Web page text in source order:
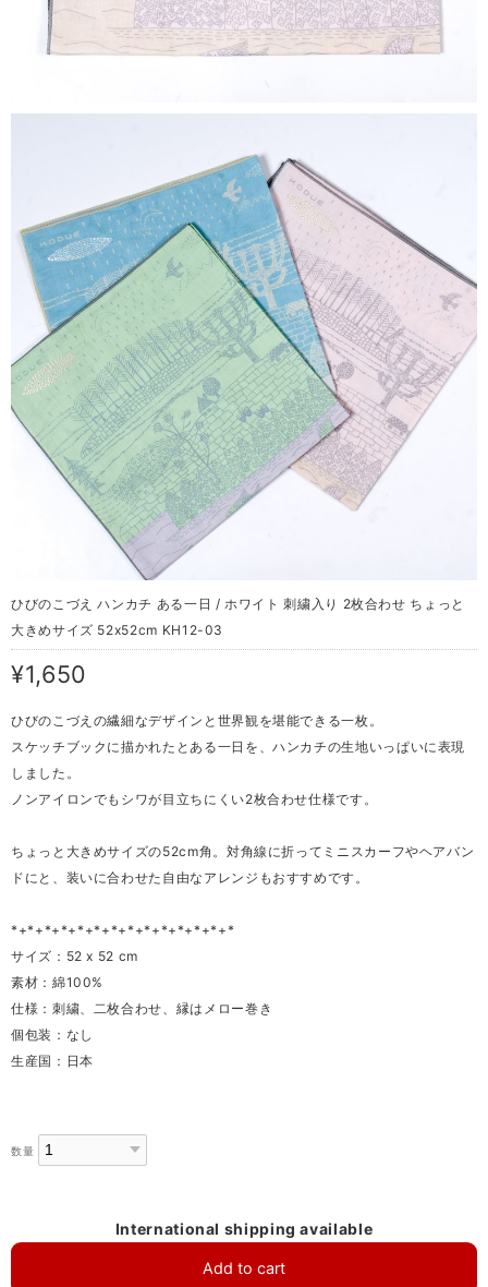
ひびのこづえ ハンカチ ある一日 / ホワイト 刺繍入り 2枚合わせ ちょっと
大きめサイズ 52x52cm KH12-03
¥1,650
ひびのこづえの繊細なデザインと世界観を堪能できる一枚。
スケッチブックに描かれたとある一日を、ハンカチの生地いっぱいに表現
しました。
ノンアイロンでもシワが目立ちにくい2枚合わせ仕様です。
ちょっと大きめサイズの52cm角。対角線に折ってミニスカーフやヘアバン
ドにと、装いに合わせた自由なアレンジもおすすめです。
*+*+*+*+*+*+*+*+*+*+*+*+*+*
サイズ：52 x 52 cm
素材：綿100%
仕様：刺繍、二枚合わせ、縁はメロー巻き
個包装：なし
生産国：日本
数量
International shipping available
Add to cart